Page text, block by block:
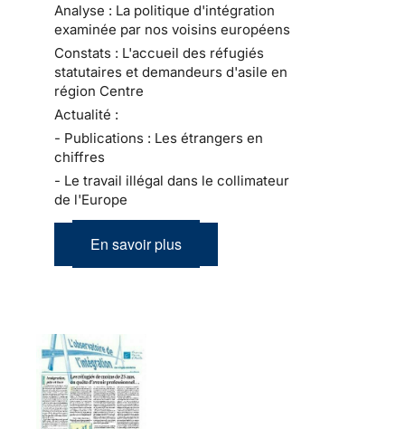
Analyse : La politique d'intégration
examinée par nos voisins européens
Constats : L'accueil des réfugiés
statutaires et demandeurs d'asile en
région Centre
Actualité :
- Publications : Les étrangers en
chiffres
- Le travail illégal dans le collimateur
de l'Europe
En savoir plus